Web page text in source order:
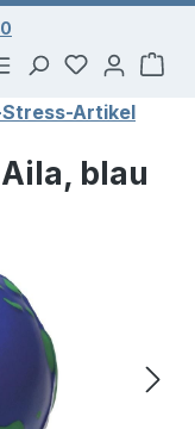
Du hast 0
Artikel
blau